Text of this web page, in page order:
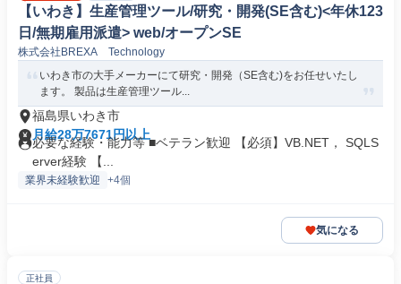
【いわき】生産管理ツール/研究・開発(SE含む)<年休123
日/無期雇用派遣> web/オープンSE
株式会社BREXA Technology
いわき市の大手メーカーにて研究・開発（SE含む)をお任せいたし
ます。 製品は生産管理ツール...
福島県いわき市
月給28万7671円以上
必要な経験・能力等 ■ベテラン歓迎 【必須】VB.NET， SQLS
erver経験 【...
業界未経験歓迎 +4個
気になる
正社員